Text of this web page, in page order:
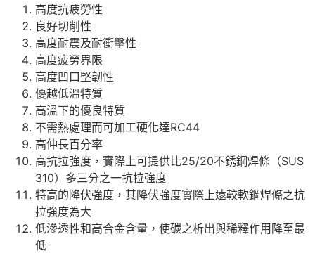
高度抗疲勞性
良好切削性
高度耐震及耐衝擊性
高度疲勞界限
高度凹口堅韌性
優越低溫特質
高溫下的優良特質
不需熱處理而可加工硬化達RC44
高伸長百分率
高抗拉強度，實際上可提供比25/20不銹鋼焊條（SUS
310）多三分之一抗拉強度
特高的降伏強度，其降伏強度實際上遠較軟鋼焊條之抗
拉強度為大
低滲透性和高合金含量，使碳之析出與稀釋作用降至最
低